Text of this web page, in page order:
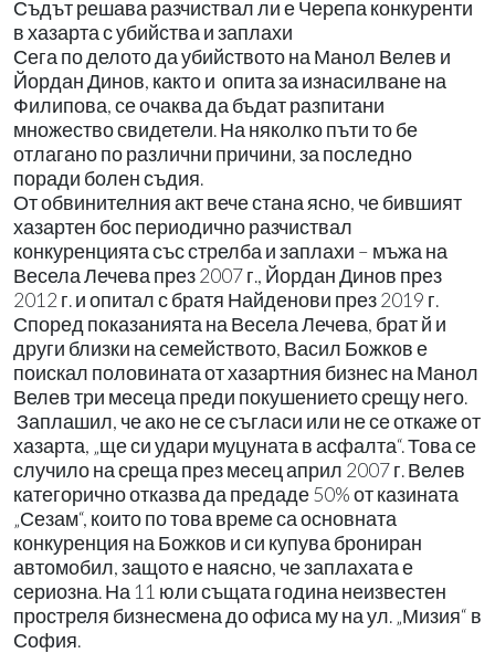
Съдът решава разчиствал ли е Черепа конкуренти
в хазарта с убийства и заплахи
Сега по делото да убийството на Манол Велев и
Йордан Динов, както и опита за изнасилване на
Филипова, се очаква да бъдат разпитани
множество свидетели. На няколко пъти то бе
отлагано по различни причини, за последно
поради болен съдия.
От обвинителния акт вече стана ясно, че бившият
хазартен бос периодично разчиствал
конкуренцията със стрелба и заплахи – мъжа на
Весела Лечева през 2007 г., Йордан Динов през
2012 г. и опитал с братя Найденови през 2019 г.
Според показанията на Весела Лечева, брат й и
други близки на семейството, Васил Божков е
поискал половината от хазартния бизнес на Манол
Велев три месеца преди покушението срещу него.
Заплашил, че ако не се съгласи или не се откаже от
хазарта, „ще си удари муцуната в асфалта“. Това се
случило на среща през месец април 2007 г. Велев
категорично отказва да предаде 50% от казината
„Сезам“, които по това време са основната
конкуренция на Божков и си купува брониран
автомобил, защото е наясно, че заплахата е
сериозна. На 11 юли същата година неизвестен
простреля бизнесмена до офиса му на ул. „Мизия“ в
София.